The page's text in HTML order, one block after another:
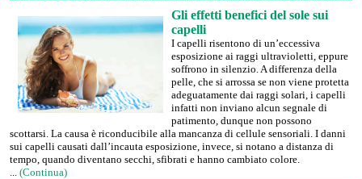
Gli effetti benefici del sole sui
capelli
I capelli risentono di un’eccessiva
esposizione ai raggi ultravioletti, eppure
soffrono in silenzio. A differenza della
pelle, che si arrossa se non viene protetta
adeguatamente dai raggi solari, i capelli
infatti non inviano alcun segnale di
patimento, dunque non possono
scottarsi. La causa è riconducibile alla mancanza di cellule sensoriali. I danni
sui capelli causati dall’incauta esposizione, invece, si notano a distanza di
tempo, quando diventano secchi, sfibrati e hanno cambiato colore.
... (Continua)